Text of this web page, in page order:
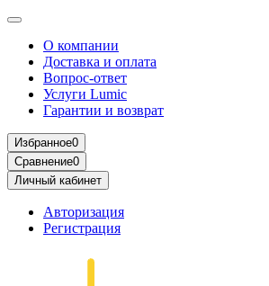
О компании
Доставка и оплата
Вопрос-ответ
Услуги Lumic
Гарантии и возврат
Избранное0
Сравнение0
Личный кабинет
Авторизация
Регистрация